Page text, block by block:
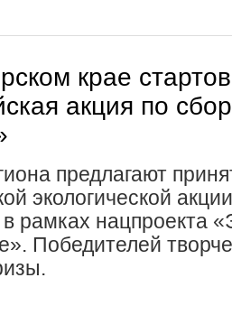
крае
акция по
предлагают
экологической
рамках нацпроекта
Победителей